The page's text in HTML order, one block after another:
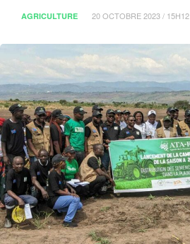
AGRICULTURE 20 OCTOBRE 2023 / 15H12